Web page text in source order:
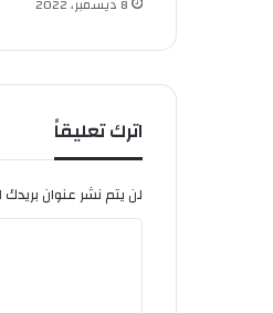
ف
ع
ز
ي
ز
ا
اترك تعليقاً
لن يتم نشر عنوان بريدك